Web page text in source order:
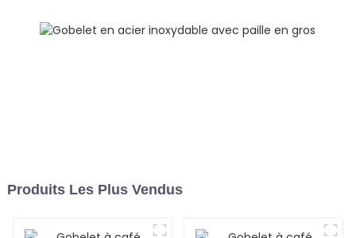
Produits Les Plus Vendus